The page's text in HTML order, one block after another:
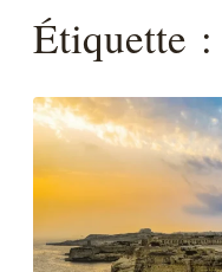
Étiquette :